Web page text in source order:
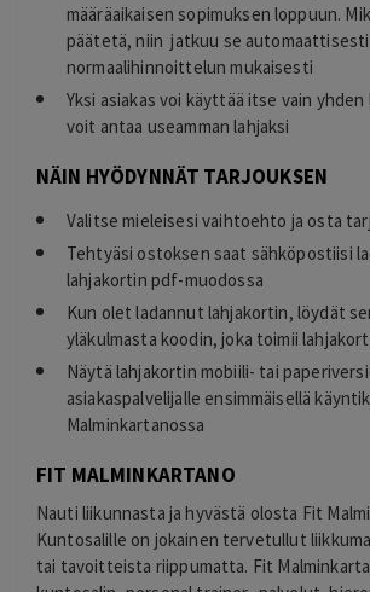
määräaikaisen sopimuksen loppuun.
päätetä, niin jatkuu se automaattisesti
normaalihinnoittelun mukaisesti
Yksi asiakas voi käyttää itse vain
voit antaa useamman lahjaksi
NÄIN HYÖDYNNÄT TARJOUKSEN
Valitse mieleisesi vaihtoehto ja osta
Tehtyäsi ostoksen saat sähköpostiisi
lahjakortin pdf-muodossa
Kun olet ladannut lahjakortin, löydät
yläkulmasta koodin, joka toimii
Näytä lahjakortin mobiili- tai
asiakaspalvelijalle ensimmäisellä
Malminkartanossa
FIT MALMINKARTANO
Nauti liikunnasta ja hyvästä olosta Fit
Kuntosalille on jokainen tervetullut
tai tavoitteista riippumatta. Fit